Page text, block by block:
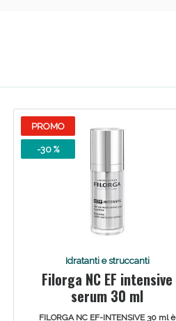
PROMO
-30 %
Idratanti e struccanti
Filorga NC EF intensive
serum 30 ml
FILORGA NC EF-INTENSIVE 30 ml è